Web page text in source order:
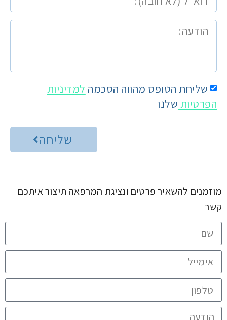
שליחת הטופס מהווה הסכמה למדיניות
הפרטיות שלנו
שליחה
מוזמנים להשאיר פרטים ונציגת המרפאה תיצור איתכם
קשר